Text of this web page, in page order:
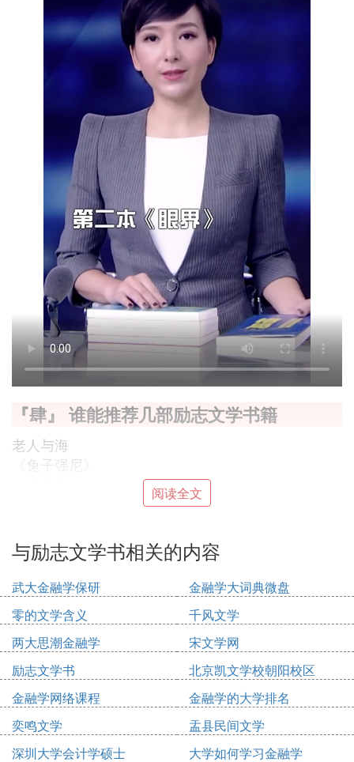
『肆』 谁能推荐几部励志文学书籍
老人与海
《兔子强尼》
《商业的常识》《人生不设限：我那好得不像话的生
命体验》《千山万水人海中
》
《活在当下》《我有一个朋友》
这些都是非常棒的书，看了你就知道了，绝对的棒！
路遥《平凡的世界》（不同年龄看有不同的感悟）
莫泊桑《羊脂球》
奥斯特洛夫斯基《钢铁是怎样炼成的》
鲁迅《朝花夕拾》
《别把成功想得那么难》（这本里面用许多小故事来
寓意道理，不错的）
阅读全文
与励志文学书相关的内容
武大金融学保研
金融学大词典微盘
零的文学含义
千风文学
两大思潮金融学
宋文学网
励志文学书
北京凯文学校朝阳校区
金融学网络课程
金融学的大学排名
奕鸣文学
盂县民间文学
深圳大学会计学硕士
大学如何学习金融学